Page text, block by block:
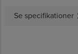
Se specifikationer